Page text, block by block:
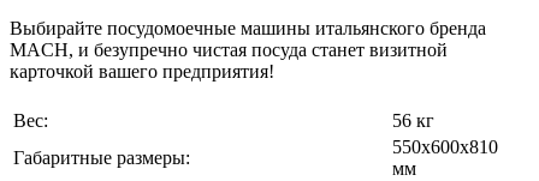
Выбирайте посудомоечные машины итальянского бренда
MACH, и безупречно чистая посуда станет визитной
карточкой вашего предприятия!
Вес:
56 кг
Габаритные размеры:
550х600х810
мм